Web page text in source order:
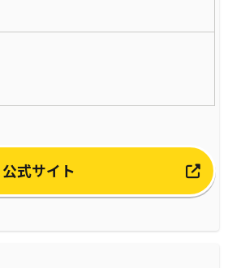
公式サイト